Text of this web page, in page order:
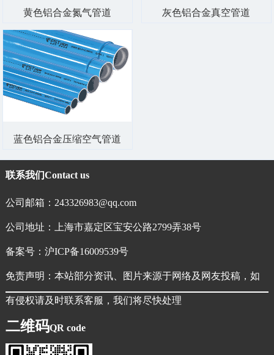
黄色铝合金氮气管道 灰色铝合金真空管道
蓝色铝合金压缩空气管道
联系我们Contact us
公司邮箱：243326983@qq.com
公司地址：上海市嘉定区宝安公路2799弄38号
备案号： 沪ICP备16009539号
免责声明：本站部分资讯、图片来源于网络及网友投稿，如
有侵权请及时联系客服，我们将尽快处理
二维码QR code